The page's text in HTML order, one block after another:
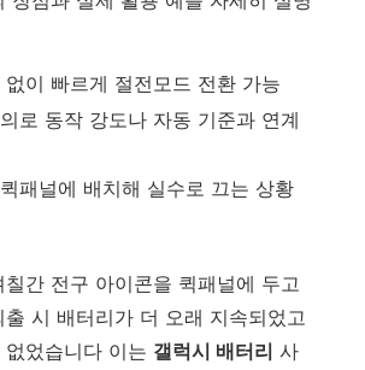
없이 빠르게 절전모드 전환 가능
로 동작 강도나 자동 기준과 연계
패널에 배치해 실수로 끄는 상황
간 전구 아이콘을 퀵패널에 두고
시 배터리가 더 오래 지속되었고
었습니다 이는 갤럭시 배터리 사